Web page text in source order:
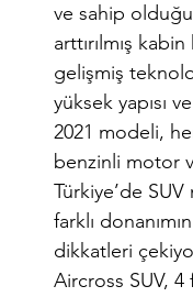
ve sahip
arttırılmış
gelişmiş
yüksek yapısı
2021 modeli,
benzinli motor
Türkiye’de
farklı
dikkatleri
Aircross SUV,